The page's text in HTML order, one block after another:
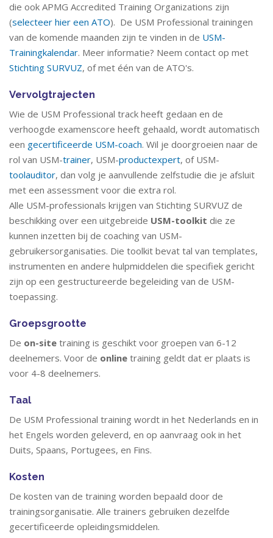
die ook APMG Accredited Training Organizations zijn
(selecteer hier een ATO). De USM Professional trainingen
van de komende maanden zijn te vinden in de USM-
Trainingkalendar. Meer informatie? Neem contact op met
Stichting SURVUZ, of met één van de ATO's.
Vervolgtrajecten
Wie de USM Professional track heeft gedaan en de
verhoogde examenscore heeft gehaald, wordt automatisch
een gecertificeerde USM-coach. Wil je doorgroeien naar de
rol van USM-trainer, USM-productexpert, of USM-
toolauditor, dan volg je aanvullende zelfstudie die je afsluit
met een assessment voor die extra rol.
Alle USM-professionals krijgen van Stichting SURVUZ de
beschikking over een uitgebreide USM-toolkit die ze
kunnen inzetten bij de coaching van USM-
gebruikersorganisaties. Die toolkit bevat tal van templates,
instrumenten en andere hulpmiddelen die specifiek gericht
zijn op een gestructureerde begeleiding van de USM-
toepassing.
Groepsgrootte
De on-site training is geschikt voor groepen van 6-12
deelnemers. Voor de online training geldt dat er plaats is
voor 4-8 deelnemers.
Taal
De USM Professional training wordt in het Nederlands en in
het Engels worden geleverd, en op aanvraag ook in het
Duits, Spaans, Portugees, en Fins.
Kosten
De kosten van de training worden bepaald door de
trainingsorganisatie. Alle trainers gebruiken dezelfde
gecertificeerde opleidingsmiddelen.